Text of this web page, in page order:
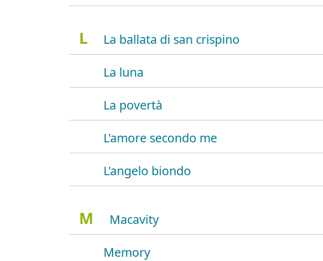
L
La ballata di san crispino
La luna
La povertà
L'amore secondo me
L'angelo biondo
M
Macavity
Memory